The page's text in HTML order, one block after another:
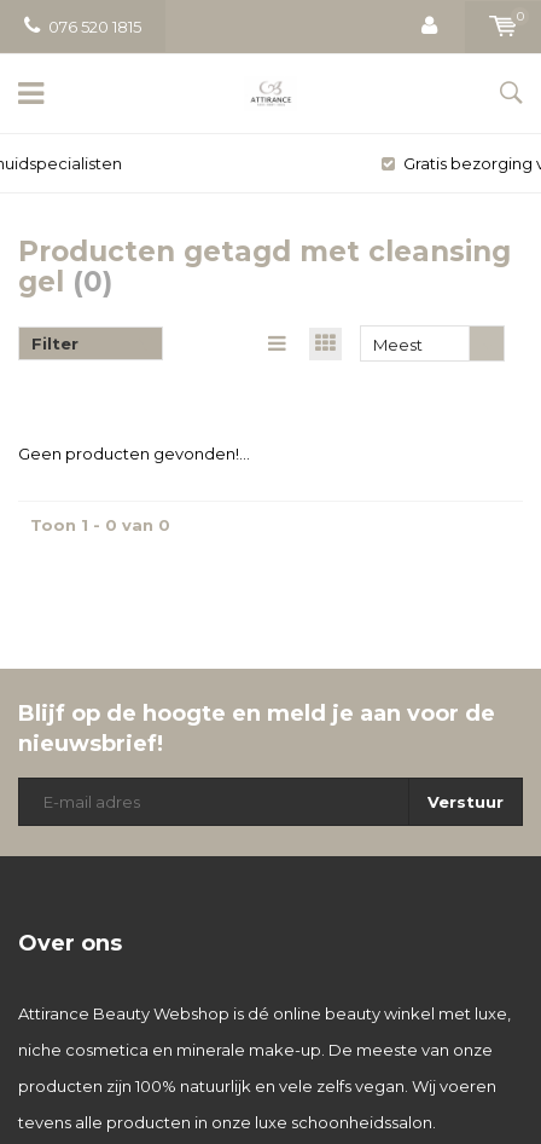
076 520 1815
0
Gratis bezorging vanaf € 50
Producten getagd met cleansing
gel (0)
Filter
Meest
Geen producten gevonden!...
Toon 1 - 0 van 0
Blijf op de hoogte en meld je aan voor de
nieuwsbrief!
Verstuur
Over ons
Attirance Beauty Webshop is dé online beauty winkel met luxe,
niche cosmetica en minerale make-up. De meeste van onze
producten zijn 100% natuurlijk en vele zelfs vegan. Wij voeren
tevens alle producten in onze luxe schoonheidssalon.